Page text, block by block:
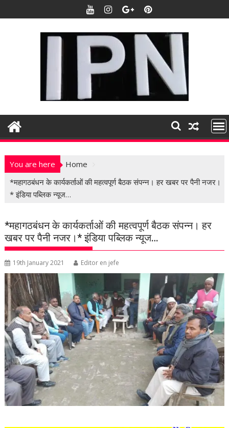
k
t
n
You are here
Home
*महागठबंधन के कार्यकर्ताओं की महत्वपूर्ण बैठक संपन्न। हर खबर पर पैनी नजर।
* इंडिया पब्लिक न्यूज…
*महागठबंधन के कार्यकर्ताओं की महत्वपूर्ण बैठक संपन्न। हर
खबर पर पैनी नजर।* इंडिया पब्लिक न्यूज…
19th January 2021 Editor en jefe